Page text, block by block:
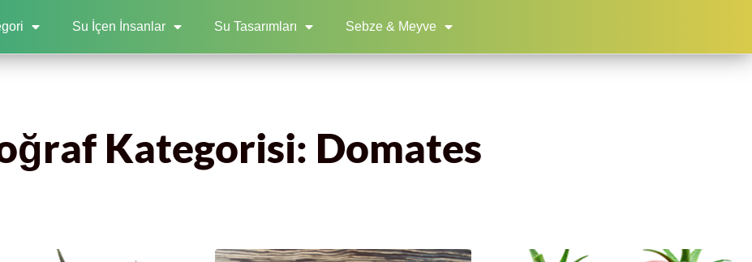
Su İçen İnsanlar Su Tasarımları Sebze & Meyve
Kategorisi: Domates